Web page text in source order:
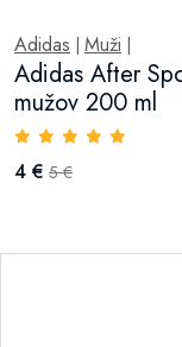
Adidas Muži
Adidas After
mužov 200 ml
4 € 5 €